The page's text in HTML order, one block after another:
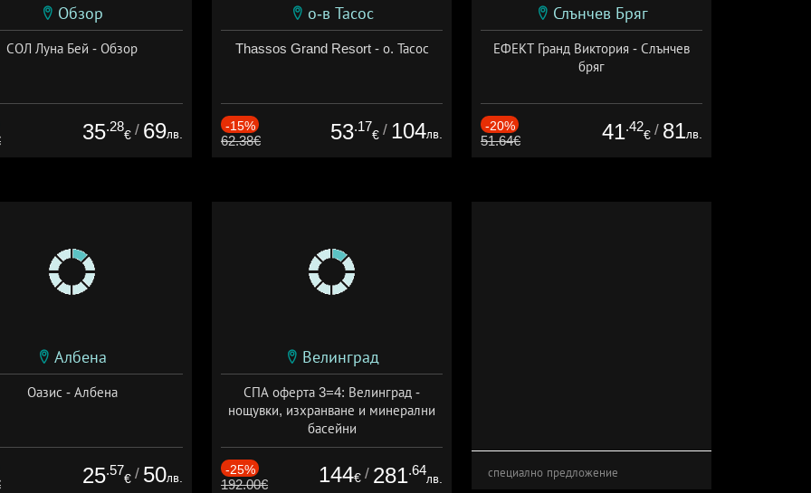
Обзор
СОЛ Луна Бей - Обзор
35.28
€ / 69лв.
о-в Тасос
Thassos Grand Resort - о. Тасос
-15%
62.38€ 53.17
€ / 104лв.
Слънчев Бряг
ЕФЕКТ Гранд Виктория - Слънчев
бряг
-20%
51.64€ 41.42
€ / 81лв.
Албена
Оазис - Албена
25.57
€ / 50лв.
Велинград
СПА оферта 3=4: Велинград -
нощувки, изхранване и минерални
басейни
Дата: 01.07 - 30.09 + полупансион
-25%
192.00€ 144€ / 281.64
лв. специално предложение